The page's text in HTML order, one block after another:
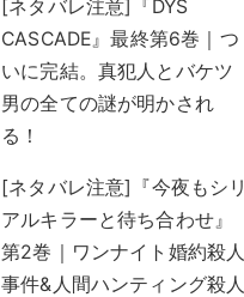
[ネタバレ注意]『DYS
CASCADE』最終第6巻｜つ
いに完結。真犯人とバケツ
男の全ての謎が明かされ
る！
[ネタバレ注意]『今夜もシリ
アルキラーと待ち合わせ』
第2巻｜ワンナイト婚約殺人
事件&人間ハンティング殺人